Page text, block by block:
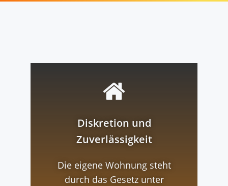
Diskretion und
Zuverlässigkeit
Die eigene Wohnung steht
durch das Gesetz unter